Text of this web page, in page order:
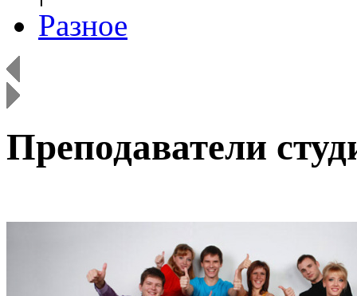
Разное
Преподаватели